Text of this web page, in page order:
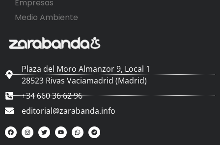
Empresas
Medio Ambiente
Plaza del Moro Almanzor 9, Local 1
28523 Rivas Vaciamadrid (Madrid)
+34 660 36 62 96
editorial@zarabanda.info